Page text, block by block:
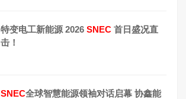
特变电工新能源 2026 SNEC 首日盛况直
击！
SNEC全球智慧能源领袖对话启幕 协鑫能